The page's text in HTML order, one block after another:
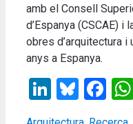
amb el Consell
d’Espanya (CSCAE)
obres d’arquitectura
anys a Espanya.
LinkedIn